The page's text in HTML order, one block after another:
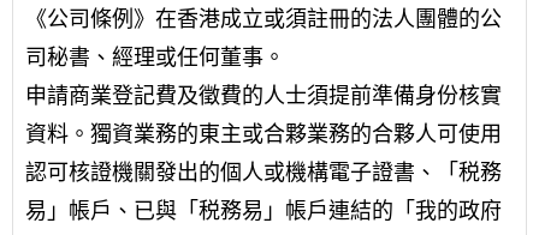
《公司條例》在香港成立或須註冊的法人團體的公
司秘書、經理或任何董事。
申請商業登記費及徵費的人士須提前準備身份核實
資料。獨資業務的東主或合夥業務的合夥人可使用
認可核證機關發出的個人或機構電子證書、「税務
易」帳戶、已與「税務易」帳戶連結的「我的政府